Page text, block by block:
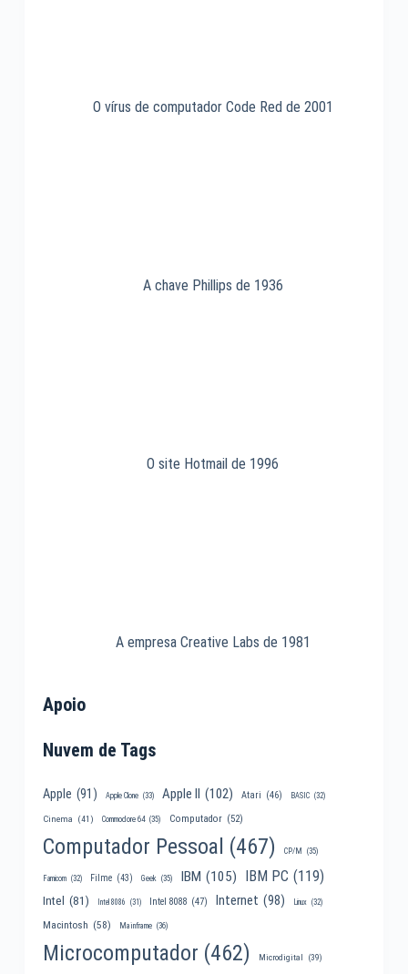
O vírus de computador Code Red de 2001
A chave Phillips de 1936
O site Hotmail de 1996
A empresa Creative Labs de 1981
Apoio
Nuvem de Tags
Apple (91) Apple Clone (33) Apple II (102) Atari (46) BASIC (32)
Cinema (41) Commodore 64 (35) Computador (52)
Computador Pessoal (467) CP/M (35)
Famicom (32) Filme (43) Geek (35) IBM (105) IBM PC (119)
Intel (81) Intel 8086 (31) Intel 8088 (47) Internet (98) Linux (32)
Macintosh (58) Mainframe (36)
Microcomputador (462) Microdigital (39)